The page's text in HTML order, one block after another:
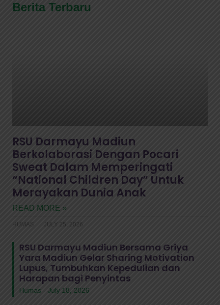
Berita Terbaru
RSU Darmayu Madiun
Berkolaborasi Dengan Pocari
Sweat Dalam Memperingati
“National Children Day” Untuk
Merayakan Dunia Anak
READ MORE »
HUMAS JULY 25, 2026
RSU Darmayu Madiun Bersama Griya
Yara Madiun Gelar Sharing Motivation
Lupus, Tumbuhkan Kepedulian dan
Harapan bagi Penyintas
Humas July 18, 2026